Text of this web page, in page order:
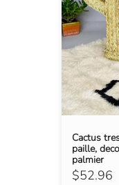
$52.96
Cactus
paille,
palmier